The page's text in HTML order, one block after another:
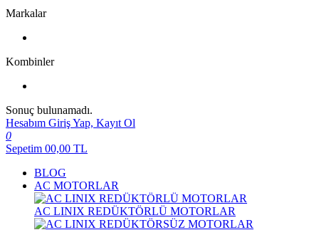
Markalar
Kombinler
Sonuç bulunamadı.
Hesabım Giriş Yap, Kayıt Ol
0
Sepetim 00,00 TL
BLOG
AC MOTORLAR
AC LINIX REDÜKTÖRLÜ MOTORLAR